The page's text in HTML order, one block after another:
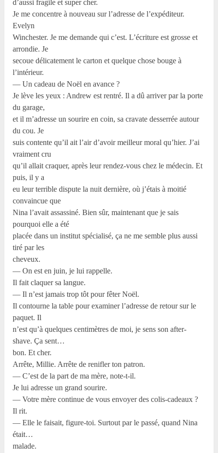
d’aussi fragile et super cher.
Je me concentre à nouveau sur l’adresse de l’expéditeur.
Evelyn
Winchester. Je me demande qui c’est. L’écriture est grosse et
arrondie. Je
secoue délicatement le carton et quelque chose bouge à
l’intérieur.
— Un cadeau de Noël en avance ?
Je lève les yeux : Andrew est rentré. Il a dû arriver par la porte
du garage,
et il m’adresse un sourire en coin, sa cravate desserrée autour
du cou. Je
suis contente qu’il ait l’air d’avoir meilleur moral qu’hier. J’ai
vraiment cru
qu’il allait craquer, après leur rendez-vous chez le médecin. Et
puis, il y a
eu leur terrible dispute la nuit dernière, où j’étais à moitié
convaincue que
Nina l’avait assassiné. Bien sûr, maintenant que je sais
pourquoi elle a été
placée dans un institut spécialisé, ça ne me semble plus aussi
tiré par les
cheveux.
— On est en juin, je lui rappelle.
Il fait claquer sa langue.
— Il n’est jamais trop tôt pour fêter Noël.
Il contourne la table pour examiner l’adresse de retour sur le
paquet. Il
n’est qu’à quelques centimètres de moi, je sens son after-
shave. Ça sent…
bon. Et cher.
Arrête, Millie. Arrête de renifler ton patron.
— C’est de la part de ma mère, note-t-il.
Je lui adresse un grand sourire.
— Votre mère continue de vous envoyer des colis-cadeaux ?
Il rit.
— Elle le faisait, figure-toi. Surtout par le passé, quand Nina
était…
malade.